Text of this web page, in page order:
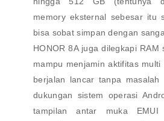
memory eksternal sebesar itu
bisa sobat simpan dengan
HONOR 8A juga dilegkapi RAM
mampu menjamin aktifitas
berjalan lancar tanpa
dukungan sistem operasi
tampilan antar muka EMUI